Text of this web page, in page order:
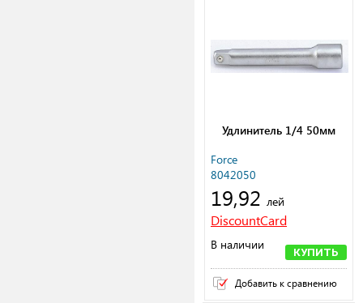
Удлинитель 1/4 50мм
Force
8042050
19,92 лей
DiscountCard
В наличии
КУПИТЬ
Добавить к сравнению